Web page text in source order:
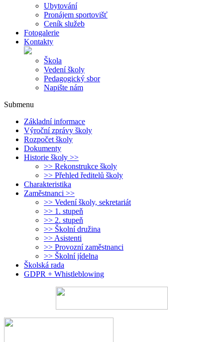
Ubytování
Pronájem sportovišť
Ceník služeb
Fotogalerie
Kontakty
Škola
Vedení školy
Pedagogický sbor
Napište nám
Submenu
Základní informace
Výroční zprávy školy
Rozpočet školy
Dokumenty
Historie školy >>
>> Rekonstrukce školy
>> Přehled ředitelů školy
Charakteristika
Zaměstnanci >>
>> Vedení školy, sekretariát
>> 1. stupeň
>> 2. stupeň
>> Školní družina
>> Asistenti
>> Provozní zaměstnanci
>> Školní jídelna
Školská rada
GDPR + Whistleblowing